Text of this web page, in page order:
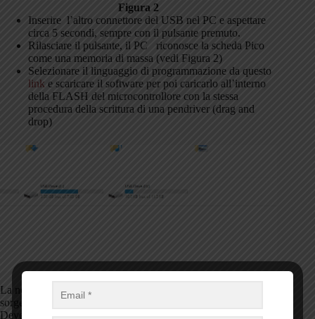
Figura 2
Inserire l’altro connettore del USB nel PC e aspettare
circa 5 secondi, sempre con il pulsante premuto.
Rilasciare il pulsante, il PC riconosce la scheda Pico
come una memoria di massa (vedi Figura 2)
Selezionare il linguaggio di programmazione da questo
link e scaricare il software per poi caricarlo all’interno
della FLASH del microcontrollore con la stessa
procedura della scrittura di una pendriver (drag and
drop)
La nostra scheda è ora pronta per eseguire il nostro codice
sorgente, ma abbiamo bisogno dell’IDE (Integrated
Development Environment), un sistema di sviluppo che ci